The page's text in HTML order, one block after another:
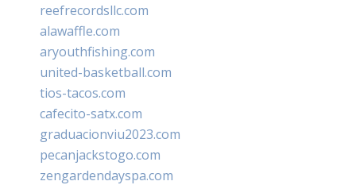
reefrecordsllc.com
alawaffle.com
aryouthfishing.com
united-basketball.com
tios-tacos.com
cafecito-satx.com
graduacionviu2023.com
pecanjackstogo.com
zengardendayspa.com